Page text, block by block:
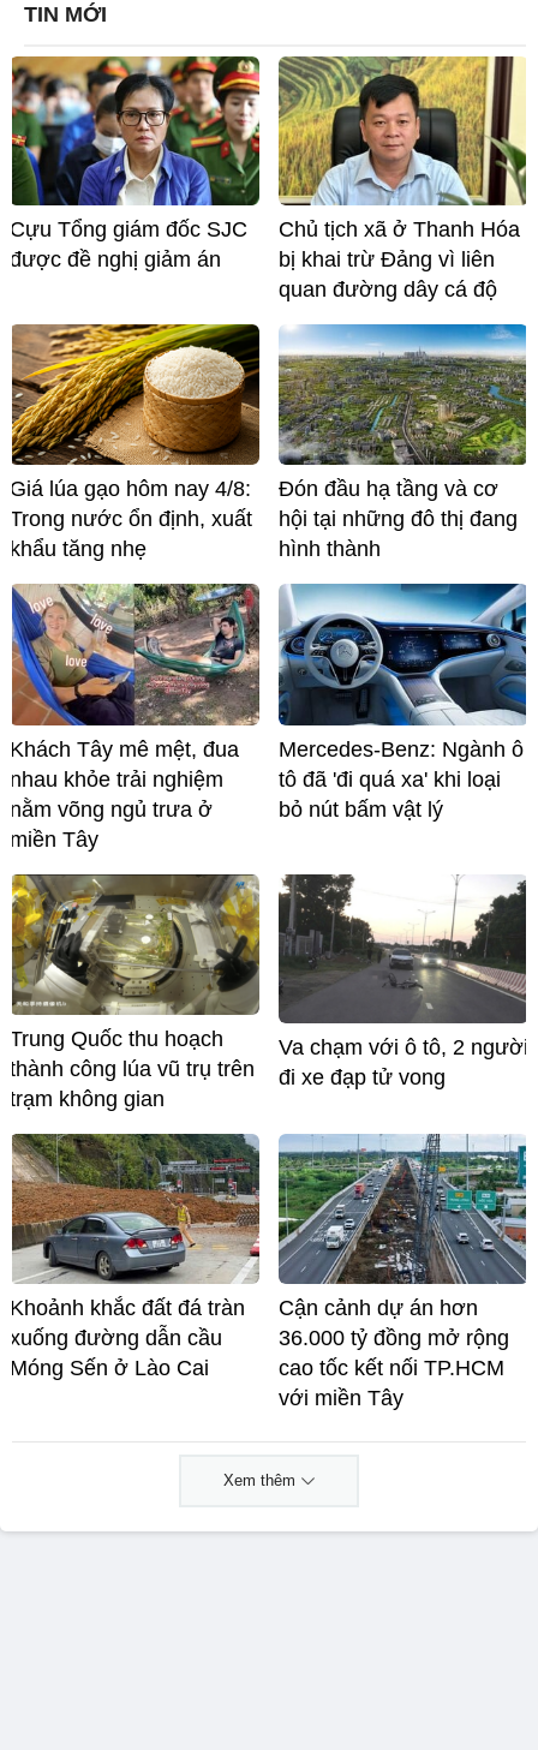
TIN MỚI
Cựu Tổng giám đốc SJC
được đề nghị giảm án
Chủ tịch xã ở Thanh Hóa
bị khai trừ Đảng vì liên
quan đường dây cá độ
Giá lúa gạo hôm nay 4/8:
Trong nước ổn định, xuất
khẩu tăng nhẹ
Đón đầu hạ tầng và cơ
hội tại những đô thị đang
hình thành
Khách Tây mê mệt, đua
nhau khỏe trải nghiệm
nằm võng ngủ trưa ở
miền Tây
Mercedes-Benz: Ngành ô
tô đã 'đi quá xa' khi loại
bỏ nút bấm vật lý
Trung Quốc thu hoạch
thành công lúa vũ trụ trên
trạm không gian
Va chạm với ô tô, 2 người
đi xe đạp tử vong
Khoảnh khắc đất đá tràn
xuống đường dẫn cầu
Móng Sến ở Lào Cai
Cận cảnh dự án hơn
36.000 tỷ đồng mở rộng
cao tốc kết nối TP.HCM
với miền Tây
Xem thêm